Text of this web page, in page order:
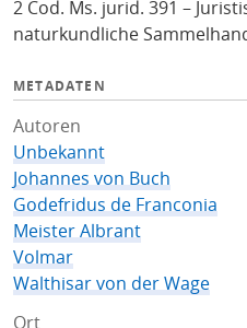
f
o
2 Cod. Ms. jurid. 391 –
naturkundliche
METADATEN
Autoren
Unbekannt
Johannes von Buch
Godefridus de Franconia
Meister Albrant
Volmar
Walthisar von der Wage
Ort